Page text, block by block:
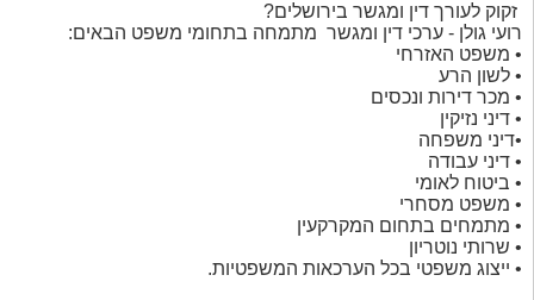
זקוק לעורך דין ומגשר בירושלים?
רועי גולן - ערכי דין ומגשר מתמחה בתחומי משפט הבאים:
• משפט האזרחי
• לשון הרע
• מכר דירות ונכסים
• דיני נזיקין
•דיני משפחה
• דיני עבודה
• ביטוח לאומי
• משפט מסחרי
• מתמחים בתחום המקרקעין
• שרותי נוטריון
• ייצוג משפטי בכל הערכאות המשפטיות.